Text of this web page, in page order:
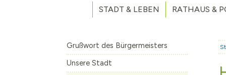
STADT & LEBEN
Unsere Stadt
Aktuelles
Weitere
RATHAUS &
Grußwort des Bürgermeisters
Unsere Stadt